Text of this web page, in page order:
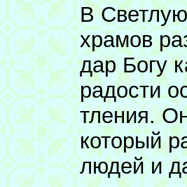
В
храмов
дар Богу
радости
тления.
который
людей и